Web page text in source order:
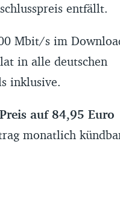
entfällt.
Mbit/s im
in alle deutschen
inklusive.
auf 84,95 Euro
monatlich